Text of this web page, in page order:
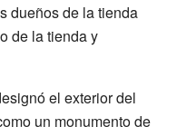
dueños de la tienda
de la tienda y
el exterior del
un monumento de